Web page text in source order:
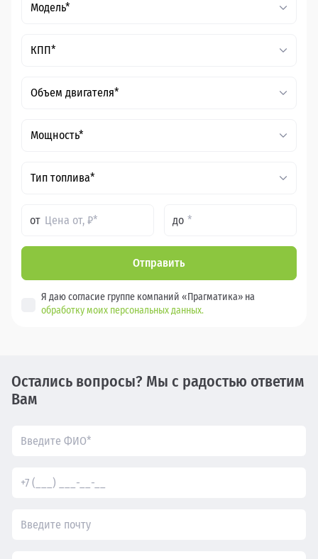
Модель*
КПП*
Объем двигателя*
Мощность*
Тип топлива*
от до
Отправить
Я даю согласие группе компаний «Прагматика» на
обработку моих персональных данных.
Остались вопросы? Мы с радостью ответим
Вам